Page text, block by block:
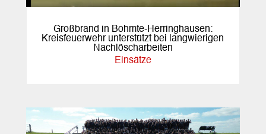
Großbrand in Bohmte-Herringhausen:
Kreisfeuerwehr unterstützt bei langwierigen
Nachlöscharbeiten
Einsätze